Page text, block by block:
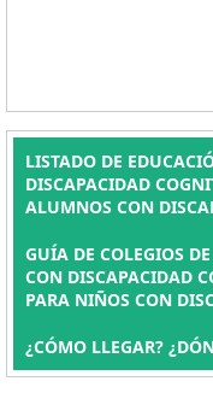
LISTADO DE
DISCAPACIDAD
ALUMNOS CON
GUÍA DE COLEGIOS
CON DISCAPACIDAD
PARA NIÑOS CON
¿CÓMO LLEGAR?